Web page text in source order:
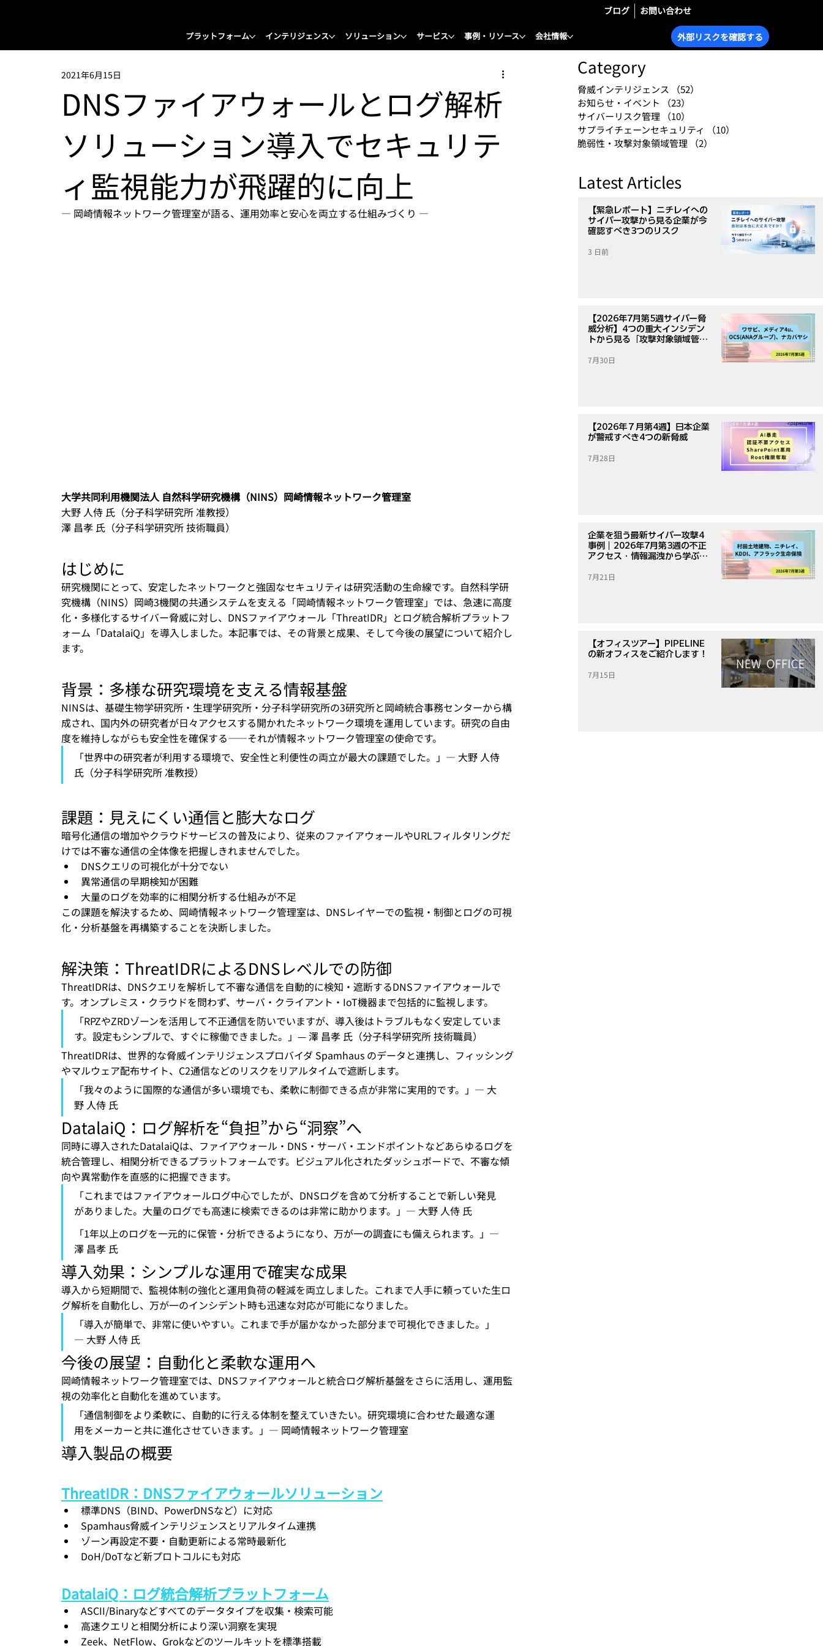
外部リスクを確認する
プラットフォーム インテリジェンス ソリューション サービス 事例・リソース 会社情報
ブログ お問い合わせ
DNSファイアウォールとログ解析
ソリューション導入でセキュリテ
ィ監視能力が飛躍的に向上
2021年6月15日
― 岡崎情報ネットワーク管理室が語る、運用効率と安心を両立する仕組みづくり ―
大学共同利用機関法人 自然科学研究機構（NINS）岡崎情報ネットワーク管理室
大野 人侍 氏（分子科学研究所 准教授）
澤 昌孝 氏（分子科学研究所 技術職員）
はじめに
研究機関にとって、安定したネットワークと強固なセキュリティは研究活動の生命線です。自然科学研
究機構（NINS）岡崎3機関の共通システムを支える「岡崎情報ネットワーク管理室」では、急速に高度
化・多様化するサイバー脅威に対し、DNSファイアウォール「ThreatIDR」とログ統合解析プラットフ
ォーム「DatalaiQ」を導入しました。本記事では、その背景と成果、そして今後の展望について紹介し
ます。
背景：多様な研究環境を支える情報基盤
NINSは、基礎生物学研究所・生理学研究所・分子科学研究所の3研究所と岡崎統合事務センターから構
成され、国内外の研究者が日々アクセスする開かれたネットワーク環境を運用しています。研究の自由
度を維持しながらも安全性を確保する――それが情報ネットワーク管理室の使命です。
「世界中の研究者が利用する環境で、安全性と利便性の両立が最大の課題でした。」— 大野 人侍
氏（分子科学研究所 准教授）
課題：見えにくい通信と膨大なログ
暗号化通信の増加やクラウドサービスの普及により、従来のファイアウォールやURLフィルタリングだ
けでは不審な通信の全体像を把握しきれませんでした。
DNSクエリの可視化が十分でない
異常通信の早期検知が困難
大量のログを効率的に相関分析する仕組みが不足
この課題を解決するため、岡崎情報ネットワーク管理室は、DNSレイヤーでの監視・制御とログの可視
化・分析基盤を再構築することを決断しました。
解決策：ThreatIDRによるDNSレベルでの防御
ThreatIDRは、DNSクエリを解析して不審な通信を自動的に検知・遮断するDNSファイアウォールで
す。オンプレミス・クラウドを問わず、サーバ・クライアント・IoT機器まで包括的に監視します。
「RPZやZRDゾーンを活用して不正通信を防いでいますが、導入後はトラブルもなく安定していま
す。設定もシンプルで、すぐに稼働できました。」— 澤 昌孝 氏（分子科学研究所 技術職員）
ThreatIDRは、世界的な脅威インテリジェンスプロバイダ Spamhaus のデータと連携し、フィッシング
やマルウェア配布サイト、C2通信などのリスクをリアルタイムで遮断します。
「我々のように国際的な通信が多い環境でも、柔軟に制御できる点が非常に実用的です。」— 大
野 人侍 氏
DatalaiQ：ログ解析を“負担”から“洞察”へ
同時に導入されたDatalaiQは、ファイアウォール・DNS・サーバ・エンドポイントなどあらゆるログを
統合管理し、相関分析できるプラットフォームです。ビジュアル化されたダッシュボードで、不審な傾
向や異常動作を直感的に把握できます。
「これまではファイアウォールログ中心でしたが、DNSログを含めて分析することで新しい発見
がありました。大量のログでも高速に検索できるのは非常に助かります。」— 大野 人侍 氏
「1年以上のログを一元的に保管・分析できるようになり、万が一の調査にも備えられます。」—
澤 昌孝 氏
導入効果：シンプルな運用で確実な成果
導入から短期間で、監視体制の強化と運用負荷の軽減を両立しました。これまで人手に頼っていた生ロ
グ解析を自動化し、万が一のインシデント時も迅速な対応が可能になりました。
「導入が簡単で、非常に使いやすい。これまで手が届かなかった部分まで可視化できました。」
— 大野 人侍 氏
今後の展望：自動化と柔軟な運用へ
岡崎情報ネットワーク管理室では、DNSファイアウォールと統合ログ解析基盤をさらに活用し、運用監
視の効率化と自動化を進めています。
「通信制御をより柔軟に、自動的に行える体制を整えていきたい。研究環境に合わせた最適な運
用をメーカーと共に進化させていきます。」— 岡崎情報ネットワーク管理室
導入製品の概要
ThreatIDR：DNSファイアウォールソリューション
標準DNS（BIND、PowerDNSなど）に対応
Spamhaus脅威インテリジェンスとリアルタイム連携
ゾーン再設定不要・自動更新による常時最新化
DoH/DoTなど新プロトコルにも対応
DatalaiQ：ログ統合解析プラットフォーム
ASCII/Binaryなどすべてのデータタイプを収集・検索可能
高速クエリと相関分析により深い洞察を実現
Zeek、NetFlow、Grokなどのツールキットを標準搭載
Category
脅威インテリジェンス （52）
お知らせ・イベント
（23）
サイバーリスク管理
（10）
サプライチェーンセキュリティ
（10）
脆弱性・攻撃対象領域管理
（2）
Latest Articles
【緊急レポート】ニチレイへの
サイバー攻撃から見る企業が今
確認すべき3つのリスク
3 日前
【2026年7月第5週サイバー脅
威分析】4つの重大インシデン
トから見る「攻撃対象領域管
7月30日
【2026年７月第4週】日本企業
が警戒すべき4つの新脅威
7月28日
企業を狙う最新サイバー攻撃4
事例｜2026年7月第3週の不正
アクセス・情報漏洩から学ぶ対
7月21日
【オフィスツアー】PIPELINE
の新オフィスをご紹介します！
7月15日